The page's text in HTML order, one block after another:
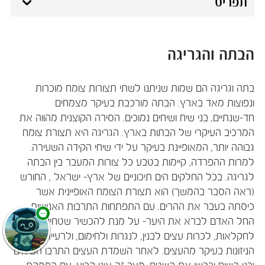
הבתה והגריגה
בתה וגריגה הם שמות שניתנו לשתי תצורות צומח מוכרות
ונפוצות מאד בארץ. הבתה מורכבת בעיקר מצמחים
חד-שנתיים, בני שיח ושיחים נמוכים. הסירה הקוצנית מהווה את
המרכיב העיקרי של הבתות בארץ. הגריגה היא תצורת צומח
גבוהה יותר, המאופיינת בעיקר על ידי שיחי הקידה השעירה.
למרות ההפרדה, קיימות בטבע כל צורות המעבר בין הבתה
לגריגה. בכל החלקים הים תיכוניים של ארץ- ישראל , החורש
(ראה הסבר בהמשך) הוא תצורת הצומח האופיינית אשר
כיסתה בעבר את ההרים. עם התפתחות התרבות האנושית
החל האדם לברא את היער- על מנת להכשיר שטחים
לחקלאות, לכרות עצים לבנין, לנגרות ולחימום, ולרעיית עיזים
הניזונות בעיקר מהעצים. לאחר השמדת העצים התרבו השיחים